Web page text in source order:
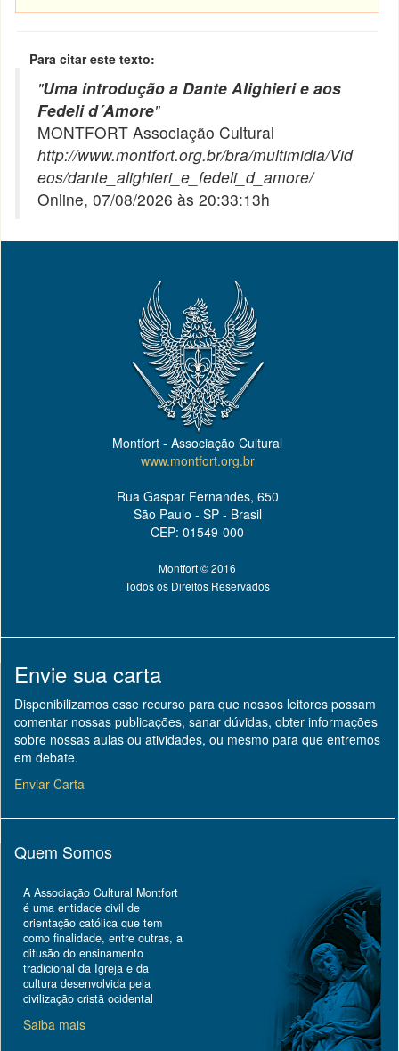
Para citar este texto:
"Uma introdução a Dante Alighieri e aos
Fedeli d´Amore"
MONTFORT Associação Cultural
http://www.montfort.org.br/bra/multimidia/Vid
eos/dante_alighieri_e_fedeli_d_amore/
Online, 07/08/2026 às 20:33:13h
Montfort - Associação Cultural
www.montfort.org.br
Rua Gaspar Fernandes, 650
São Paulo - SP - Brasil
CEP: 01549-000
Montfort © 2016
Todos os Direitos Reservados
Envie sua carta
Disponibilizamos esse recurso para que nossos leitores possam
comentar nossas publicações, sanar dúvidas, obter informações
sobre nossas aulas ou atividades, ou mesmo para que entremos
em debate.
Enviar Carta
Quem Somos
A Associação Cultural Montfort
é uma entidade civil de
orientação católica que tem
como finalidade, entre outras, a
difusão do ensinamento
tradicional da Igreja e da
cultura desenvolvida pela
civilização cristã ocidental
Saiba mais